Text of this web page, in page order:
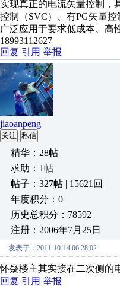
实现真正的电流矢量控制，
控制（SVC）、有PG矢量
广泛应用于要求低成本、高
18993112627
回复 引用 举报
jiaoanpeng
关注 私信
精华：28帖
求助：1帖
帖子：327帖 | 15621回
年度积分：0
历史总积分：78592
注册：2006年7月25日
发表于：2011-10-14 06:28:02
怀疑楼主其实接在二次侧的
回复 引用 举报